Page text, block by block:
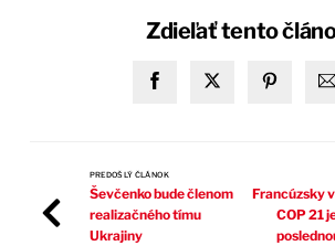
Zdieľať tento
PREDOŠLÝ ČLÁNOK
Ševčenko bude členom
realizačného tímu
Ukrajiny
Francúzsky
COP 21